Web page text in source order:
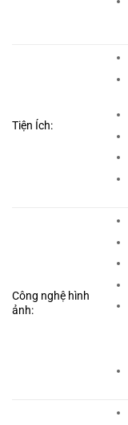
Tiện Ích:
Công nghệ hình
ảnh: